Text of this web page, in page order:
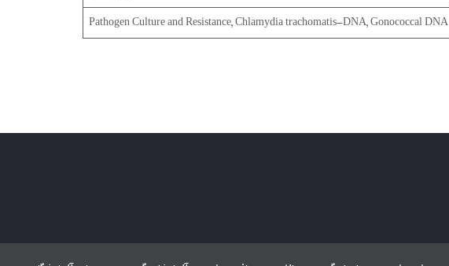
Pathogen Culture and Resistance, Chlamydia trachomatis-DNA, Gonococcal DNA